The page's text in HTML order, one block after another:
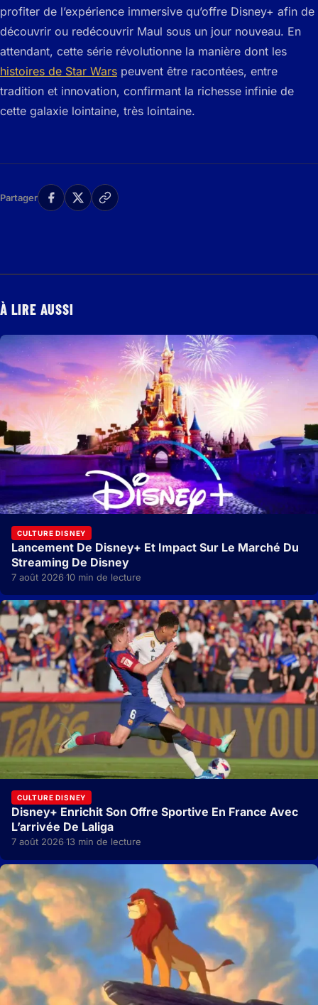
profiter de l’expérience immersive qu’offre Disney+ afin de
découvrir ou redécouvrir Maul sous un jour nouveau. En
attendant, cette série révolutionne la manière dont les
histoires de Star Wars peuvent être racontées, entre
tradition et innovation, confirmant la richesse infinie de
cette galaxie lointaine, très lointaine.
Partager
À LIRE AUSSI
CULTURE DISNEY
Lancement De Disney+ Et Impact Sur Le Marché Du
Streaming De Disney
7 août 2026·10 min de lecture
CULTURE DISNEY
Disney+ Enrichit Son Offre Sportive En France Avec
L’arrivée De Laliga
7 août 2026·13 min de lecture